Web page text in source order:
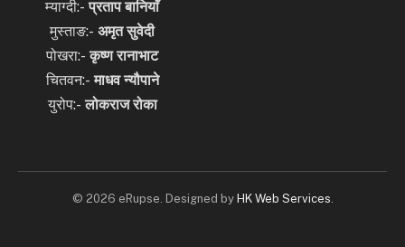
म्याग्दी:-प्रताप बानियाँ
मुस्ताङ:- अमृत सुवेदी
पोखरा:-कृष्ण रानाभाट
चितवन:-माधव न्यौपाने
युरोप:-लोकराज रोका
© 2026 eRupse. Designed by HK Web Services